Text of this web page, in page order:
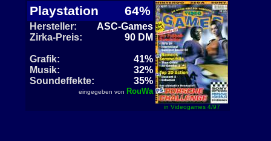
Playstation 64%
Hersteller:
ASC-Games
Zirka-Preis:
90 DM
Grafik:
41%
Musik:
32%
Soundeffekte:
35%
eingegeben von RouWa
in Videogames 4/97